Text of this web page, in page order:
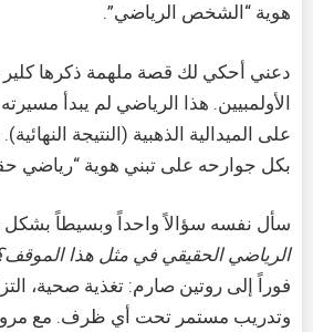
هوية “الشخص الرياضي”.
دعني أحكي لك قصة ملهمة ذكرها كلير
الأولمبيين. هذا الرياضي لم يبدأ
على الميدالية الذهبية (النتيجة
بكل جوارحه على تبني هوية “رياضي
سأل نفسه سؤالاً واحداً وبسيطاً
الرياضي الحقيقي في مثل هذا
فوراً إلى روتين صارم: تغذية صحية،
وتدريب مستمر تحت أي ظرف. مع